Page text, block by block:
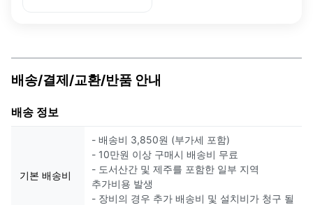
배송/결제/교환/반품 안내
배송 정보
기본 배송비
- 배송비 3,850원 (부가세 포함)
- 10만원 이상 구매시 배송비 무료
- 도서산간 및 제주를 포함한 일부 지역
추가비용 발생
- 장비의 경우 추가 배송비 및 설치비가 청구 될